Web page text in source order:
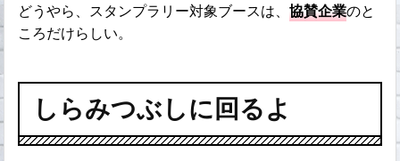
どうやら、スタンプラリー対象ブースは、協賛企業のと
ころだけらしい。
しらみつぶしに回るよ